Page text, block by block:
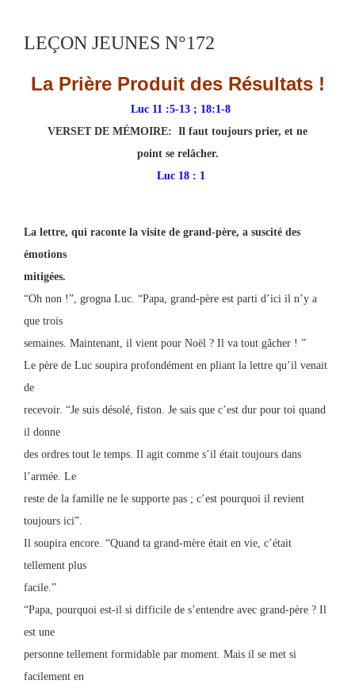
LEÇON JEUNES N°172
La Prière Produit des Résultats !
Luc 11 :5-13 ; 18:1-8
VERSET DE MÉMOIRE: Il faut toujours prier, et ne
point se relâcher.
Luc 18 : 1
La lettre, qui raconte la visite de grand-père, a suscité des
émotions
mitigées.
“Oh non !”, grogna Luc. “Papa, grand-père est parti d’ici il n’y a
que trois
semaines. Maintenant, il vient pour Noël ? Il va tout gâcher ! ”
Le père de Luc soupira profondément en pliant la lettre qu’il venait
de
recevoir. “Je suis désolé, fiston. Je sais que c’est dur pour toi quand
il donne
des ordres tout le temps. Il agit comme s’il était toujours dans
l’armée. Le
reste de la famille ne le supporte pas ; c’est pourquoi il revient
toujours ici”.
Il soupira encore. “Quand ta grand-mère était en vie, c’était
tellement plus
facile.”
“Papa, pourquoi est-il si difficile de s’entendre avec grand-père ? Il
est une
personne tellement formidable par moment. Mais il se met si
facilement en